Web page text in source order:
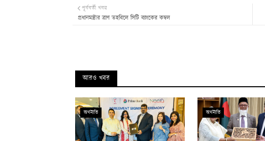
পূর্ববর্তী খবর
প্রধানমন্ত্রীর ত্রাণ তহবিলে সিটি ব্যাংকের কম্বল
আরও খবর
অর্থনীতি অর্থনীতি